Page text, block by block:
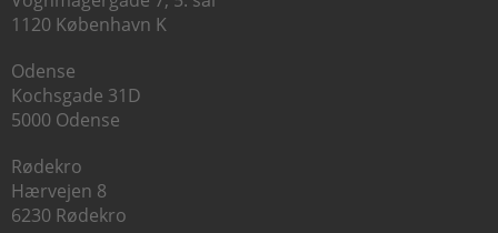
1120 København K
Odense
Kochsgade 31D
5000 Odense
Rødekro
Hærvejen 8
6230 Rødekro